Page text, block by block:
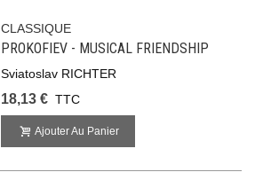
CLASSIQUE
PROKOFIEV - MUSICAL FRIENDSHIP
Sviatoslav RICHTER
18,13 € TTC
Ajouter Au Panier